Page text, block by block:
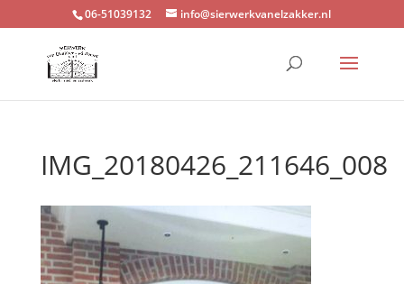
06-51039132 info@sierwerkvanelzakker.nl
IMG_20180426_211646_008